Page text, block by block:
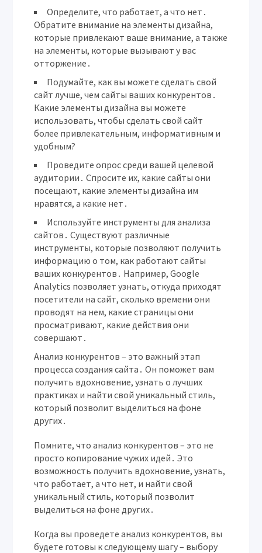
Определите, что работает, а что нет․
Обратите внимание на элементы дизайна,
которые привлекают ваше внимание, а также
на элементы, которые вызывают у вас
отторжение․
Подумайте, как вы можете сделать свой
сайт лучше, чем сайты ваших конкурентов․
Какие элементы дизайна вы можете
использовать, чтобы сделать свой сайт
более привлекательным, информативным и
удобным?
Проведите опрос среди вашей целевой
аудитории․ Спросите их, какие сайты они
посещают, какие элементы дизайна им
нравятся, а какие нет․
Используйте инструменты для анализа
сайтов․ Существуют различные
инструменты, которые позволяют получить
информацию о том, как работают сайты
ваших конкурентов․ Например, Google
Analytics позволяет узнать, откуда приходят
посетители на сайт, сколько времени они
проводят на нем, какие страницы они
просматривают, какие действия они
совершают․
Анализ конкурентов – это важный этап
процесса создания сайта․ Он поможет вам
получить вдохновение, узнать о лучших
практиках и найти свой уникальный стиль,
который позволит выделиться на фоне
других․
Помните, что анализ конкурентов – это не
просто копирование чужих идей․ Это
возможность получить вдохновение, узнать,
что работает, а что нет, и найти свой
уникальный стиль, который позволит
выделиться на фоне других․
Когда вы проведете анализ конкурентов, вы
будете готовы к следующему шагу – выбору